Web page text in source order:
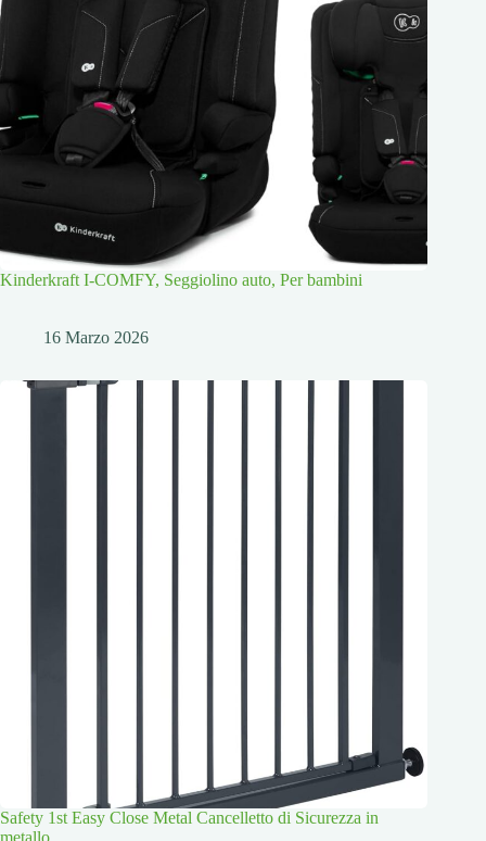
Kinderkraft I-COMFY, Seggiolino auto, Per bambini
16 Marzo 2026
Safety 1st Easy Close Metal Cancelletto di Sicurezza in